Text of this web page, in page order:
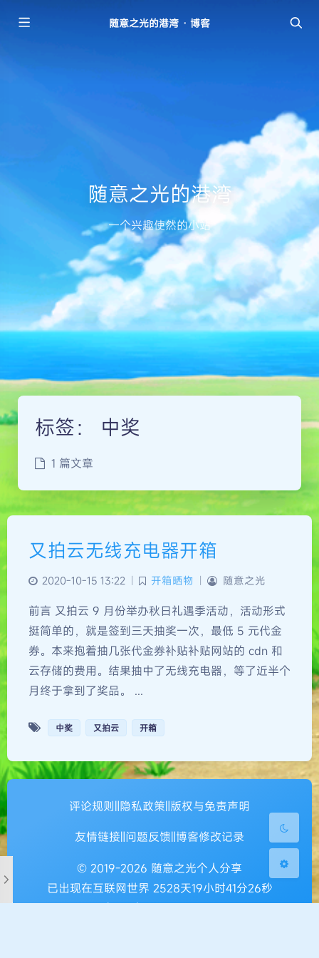
随意之光的港湾 · 博客
随意之光的港湾
一个兴趣使然的小站
夜间模式
浅阴影 深阴影
关闭 日落 暗化
标签： 中奖
1 篇文章
又拍云无线充电器开箱
2020-10-15 13:22 | 开箱晒物 | 随意之光
前言 又拍云 9 月份举办秋日礼遇季活动，活动形式
挺简单的，就是签到三天抽奖一次，最低 5 元代金
券。本来抱着抽几张代金券补贴补贴网站的 cdn 和
云存储的费用。结果抽中了无线充电器，等了近半个
月终于拿到了奖品。 ...
中奖 又拍云 开箱
评论规则‖隐私政策‖版权与免责声明
友情链接‖问题反馈‖博客修改记录
© 2019-2026 随意之光个人分享
已出现在互联网世界 2528天19小时41分27秒
鲁ICP备19045138号-1